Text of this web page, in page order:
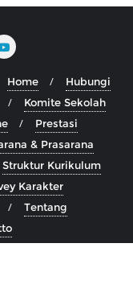
Home
Hubungi
Komite Sekolah
Prestasi
& Prasarana
Struktur Kurikulum
Karakter
Tentang